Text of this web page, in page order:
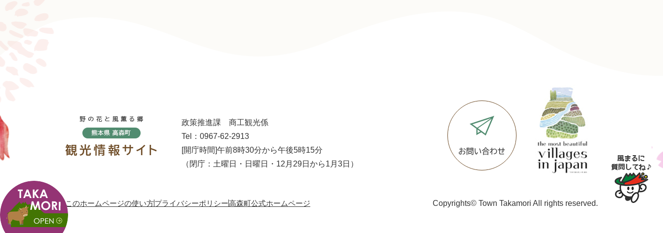
政策推進課 商工観光係
Tel：0967-62-2913
[開庁時間]午前8時30分から午後5時15分
（閉庁：土曜日・日曜日・12月29日から1月3日）
このホームページの使い方プライバシーポリシー高森町公式ホームページ
Copyrights© Town Takamori All rights reserved.
高
森